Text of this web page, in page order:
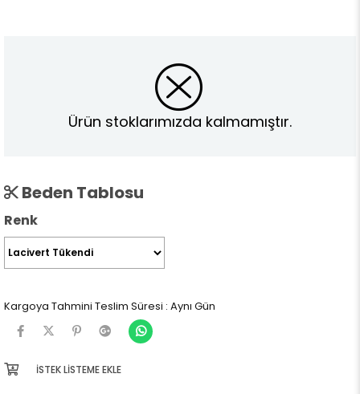
Ürün stoklarımızda kalmamıştır.
Beden Tablosu
Renk
Kargoya Tahmini Teslim Süresi : Aynı Gün
İSTEK LISTEME EKLE